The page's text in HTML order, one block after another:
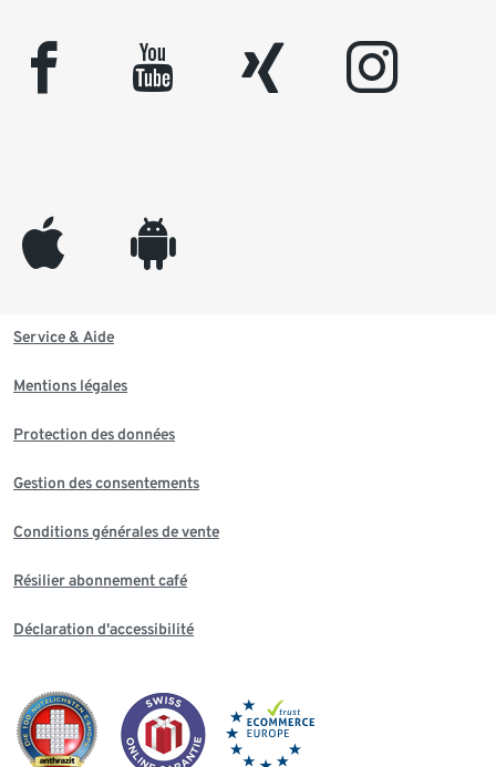
facebook youtube xing instagram
appleinc android
Service & Aide
Mentions légales
Protection des données
Gestion des consentements
Conditions générales de vente
Résilier abonnement café
Déclaration d'accessibilité